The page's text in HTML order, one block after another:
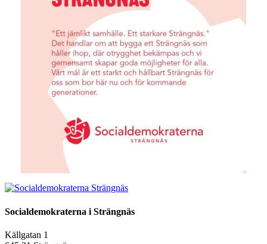
Strängnäs
Socialdemokraterna i Strängnäs
Källgatan 1